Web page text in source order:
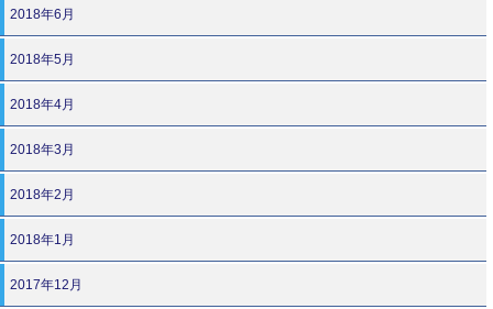
2018年6月
2018年5月
2018年4月
2018年3月
2018年2月
2018年1月
2017年12月